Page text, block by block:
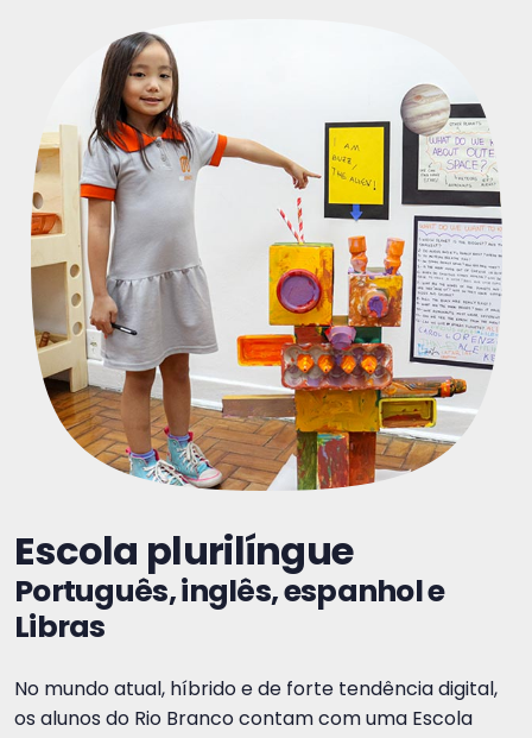
Escola plurilíngue
Português, inglês, espanhol e
Libras
No mundo atual, híbrido e de forte tendência digital,
os alunos do Rio Branco contam com uma Escola